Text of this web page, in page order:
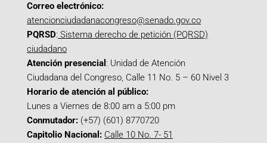
Correo electrónico:
atencionciudadanacongreso@senado.gov.co
PQRSD: Sistema derecho de petición (PQRSD)
ciudadano
Atención presencial : Unidad de Atención
Ciudadana del Congreso, Calle 11 No. 5 – 60 Nivel 3
Horario de atención al público:
Lunes a Viernes de 8:00 am a 5:00 pm
Conmutador: (+57) (601) 8770720
Capitolio Nacional: Calle 10 No. 7- 51